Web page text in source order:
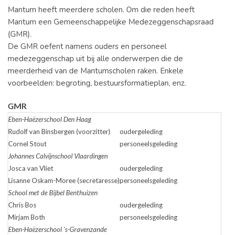
Mantum heeft meerdere scholen. Om die reden heeft
Mantum een Gemeenschappelijke Medezeggenschapsraad
(GMR).
De GMR oefent namens ouders en personeel
medezeggenschap uit bij alle onderwerpen die de
meerderheid van de Mantumscholen raken. Enkele
voorbeelden: begroting, bestuursformatieplan, enz.
GMR
Eben-Haëzerschool Den Haag
Rudolf van Binsbergen (voorzitter)
oudergeleding
Cornel Stout
personeelsgeleding
Johannes Calvijnschool Vlaardingen
Josca van Vliet
oudergeleding
Lisanne Oskam-Moree (secretaresse)personeelsgeleding
School met de Bijbel Benthuizen
Chris Bos
oudergeleding
Mirjam Both
personeelsgeleding
Eben-Haëzerschool 's-Gravenzande